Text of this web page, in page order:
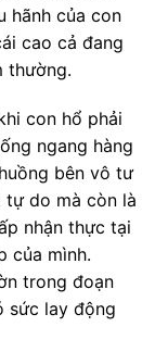
hãnh của con
cao cả đang
thường.
con hổ phải
ngang hàng
bên vô tư
tự do mà còn là
nhận thực tại
của mình.
trong đoạn
sức lay động